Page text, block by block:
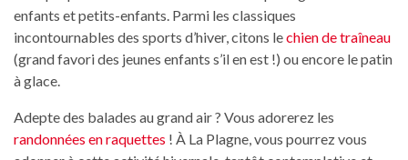
enfants et petits-enfants. Parmi les classiques
incontournables des sports d’hiver, citons lechien de traîneau
(grand favori des jeunes enfants s’il en est !) ou encore le patin
à glace.
Adepte des balades au grand air ? Vous adorerez les
randonnées en raquettes ! À La Plagne, vous pourrez vous